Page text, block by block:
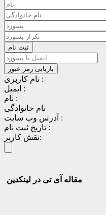
نام کاربری :
ایمیل :
نام :
نام خانوادگی
آدرس وب سایت :
تاریخ ثبت نام :
نقش کاربر:
مقاله آی تی در لینکدین